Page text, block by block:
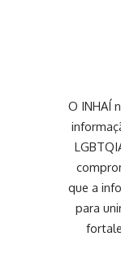
O INHAÍ
que a
para